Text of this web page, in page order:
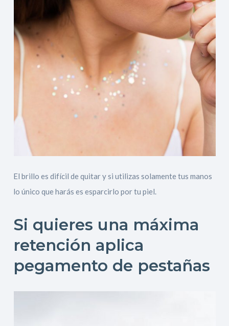
El brillo es difícil de quitar y si utilizas solamente tus manos
lo único que harás es esparcirlo por tu piel.
Si quieres una máxima
retención aplica
pegamento de pestañas